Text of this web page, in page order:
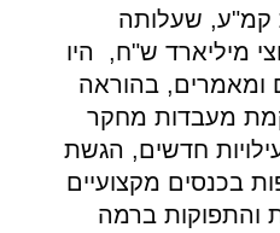
קמ"ע, שעלותה
מיליארד ש"ח, היו
ומאמרים, בהוראה
מעבדות מחקר
חדשים, הגשת
בכנסים מקצועיים
והתפוקות ברמה